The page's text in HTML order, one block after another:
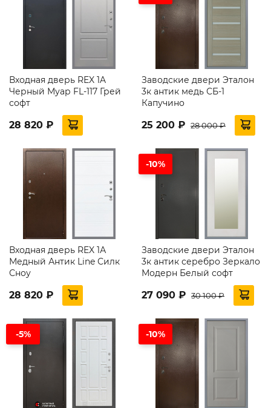
Входная дверь REX 1A
Черный Муар FL-117 Грей
софт
28 820 ₽
Заводские двери Эталон
3к антик медь СБ-1
Капучино
25 200 ₽ 28 000 ₽
Входная дверь REX 1А
Медный Антик Line Силк
Сноу
28 820 ₽
-10%
Заводские двери Эталон
3к антик серебро Зеркало
Модерн Белый софт
27 090 ₽ 30 100 ₽
-5% -10%